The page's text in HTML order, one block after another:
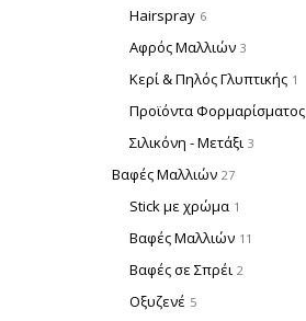
Hairspray 6
Αφρός Μαλλιών 3
Κερί & Πηλός Γλυπτικής 1
Προϊόντα Φορμαρίσματος
Σιλικόνη - Μετάξι 3
Βαφές Μαλλιών 27
Stick με χρώμα 1
Βαφές Μαλλιών 11
Βαφές σε Σπρέι 2
Οξυζενέ 5